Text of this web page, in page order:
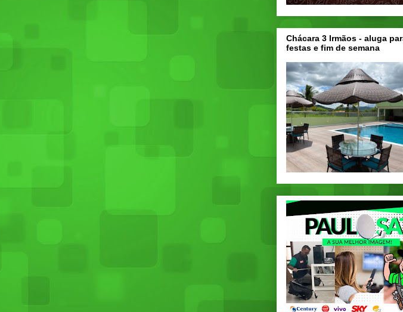
Chácara 3 Irmãos - aluga
festas e fim de semana